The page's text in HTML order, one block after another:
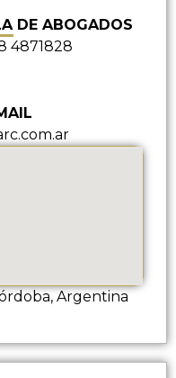
DE ABOGADOS
4871828
Argentina